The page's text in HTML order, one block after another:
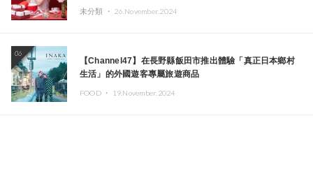
未分類 ・ 26.November.2024
06
【Channel47】在長野縣飯田市推出體驗「真正日本鄉村
生活」的外國遊客專屬旅遊商品
FOOD ・ 19.November.2024